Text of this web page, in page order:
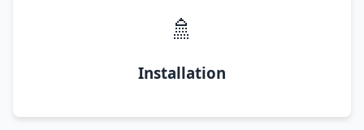
🚿
Installation